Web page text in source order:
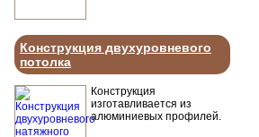
Конструкция двухуровневого
потолка
Конструкция
изготавливается из
алюминиевых профилей.